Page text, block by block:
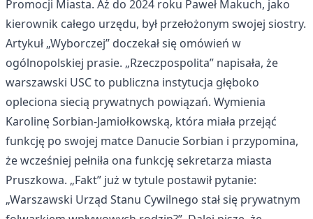
Promocji Miasta. Aż do 2024 roku Paweł Makuch, jako
kierownik całego urzędu, był przełożonym swojej siostry.
Artykuł „Wyborczej” doczekał się omówień w
ogólnopolskiej prasie. „Rzeczpospolita” napisała, że
warszawski USC to publiczna instytucja głęboko
opleciona siecią prywatnych powiązań. Wymienia
Karolinę Sorbian-Jamiołkowską, która miała przejąć
funkcję po swojej matce Danucie Sorbian i przypomina,
że wcześniej pełniła ona funkcję sekretarza miasta
Pruszkowa. „Fakt” już w tytule postawił pytanie:
„Warszawski Urząd Stanu Cywilnego stał się prywatnym